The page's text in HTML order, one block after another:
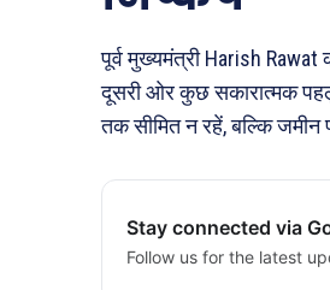
पूर्व मुख्यमंत्रीHarish Rawat
दूसरी ओर कुछ सकारात्मक
तक सीमित न रहें, बल्कि जमीन
Stay connected via
Follow us for the latest